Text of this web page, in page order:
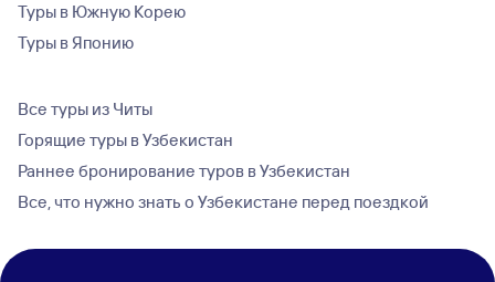
Туры в Южную Корею
Туры в Японию
Все туры из Читы
Горящие туры в Узбекистан
Раннее бронирование туров в Узбекистан
Все, что нужно знать о Узбекистане перед поездкой